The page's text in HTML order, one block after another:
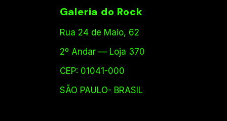
Galeria do Rock
Rua 24 de Maio, 62
2º Andar — Loja 370
CEP: 01041-000
SÃO PAULO- BRASIL